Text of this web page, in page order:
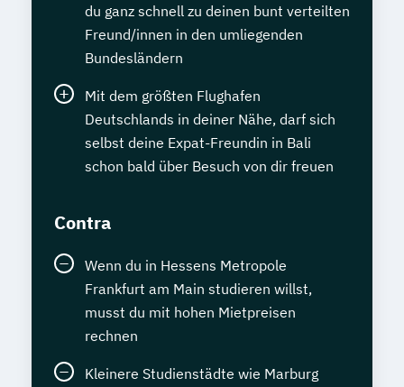
du ganz schnell zu deinen bunt verteilten
Freund/innen in den umliegenden
Bundesländern
Mit dem größten Flughafen
Deutschlands in deiner Nähe, darf sich
selbst deine Expat-Freundin in Bali
schon bald über Besuch von dir freuen
Contra
Wenn du in Hessens Metropole
Frankfurt am Main studieren willst,
musst du mit hohen Mietpreisen
rechnen
Kleinere Studienstädte wie Marburg